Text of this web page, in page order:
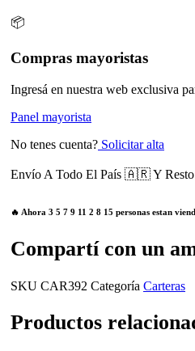
📦
Compras mayoristas
Ingresá en nuestra web exclusiva
Panel mayorista
No tenes cuenta? Solicitar alta
Envío A Todo El País 🇦🇷 Y
🔥 Ahora 3 5 7 9 11 2 8 15 personas estan
Compartí con un
SKU CAR392 Categoría Carteras
Productos